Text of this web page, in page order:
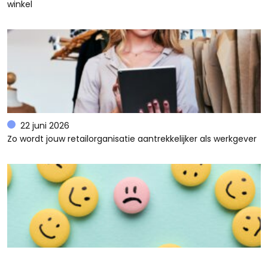
winkel
22 juni 2026
Zo wordt jouw retailorganisatie aantrekkelijker als werkgever